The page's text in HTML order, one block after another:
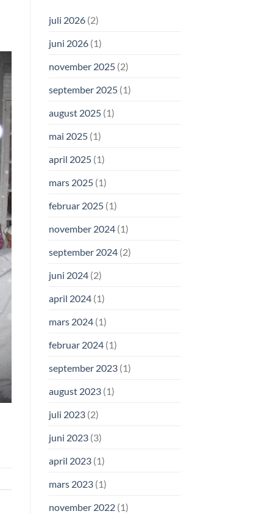
juli 2026(2)
juni 2026(1)
november 2025(2)
september 2025(1)
august 2025(1)
mai 2025(1)
april 2025(1)
mars 2025(1)
februar 2025(1)
november 2024(1)
september 2024(2)
juni 2024(2)
april 2024(1)
mars 2024(1)
februar 2024(1)
september 2023(1)
august 2023(1)
juli 2023(2)
juni 2023(3)
april 2023(1)
mars 2023(1)
november 2022(1)